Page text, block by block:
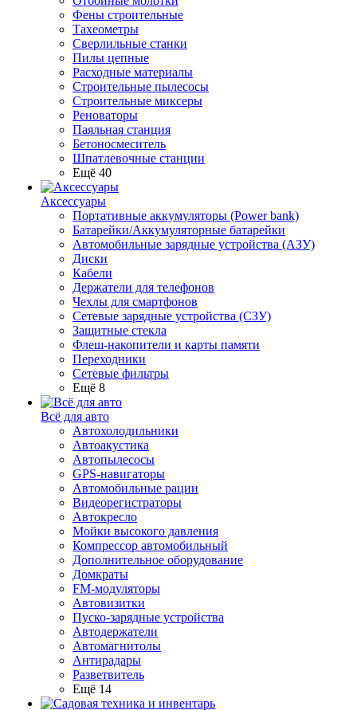
Фены строительные
Тахеометры
Сверлильные станки
Пилы цепные
Расходные материалы
Строительные пылесосы
Строительные миксеры
Реноваторы
Паяльная станция
Бетоносмеситель
Шпатлевочные станции
Ещё 40
Аксессуары
Портативные аккумуляторы (Power bank)
Батарейки/Аккумуляторные батарейки
Автомобильные зарядные устройства (АЗУ)
Диски
Кабели
Держатели для телефонов
Чехлы для смартфонов
Сетевые зарядные устройства (СЗУ)
Защитные стекла
Флеш-накопители и карты памяти
Переходники
Сетевые фильтры
Ещё 8
Всё для авто
Автохолодильники
Автоакустика
Автопылесосы
GPS-навигаторы
Автомобильные рации
Видеорегистраторы
Автокресло
Мойки высокого давления
Компрессор автомобильный
Дополнительное оборудование
Домкраты
FM-модуляторы
Автовизитки
Пуско-зарядные устройства
Автодержатели
Автомагнитолы
Антирадары
Разветвитель
Ещё 14